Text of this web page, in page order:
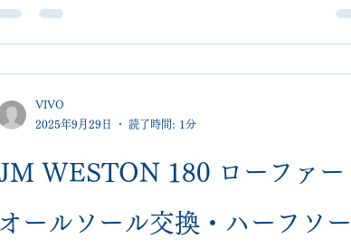
送可・難修理対応）
VIVOshoesalonは郵送修理・難修理対応可能。
WESTON 180 ローファー
オールソール交換・ハーフソー
VIVO
2025年9月29日
読了時間: 1分